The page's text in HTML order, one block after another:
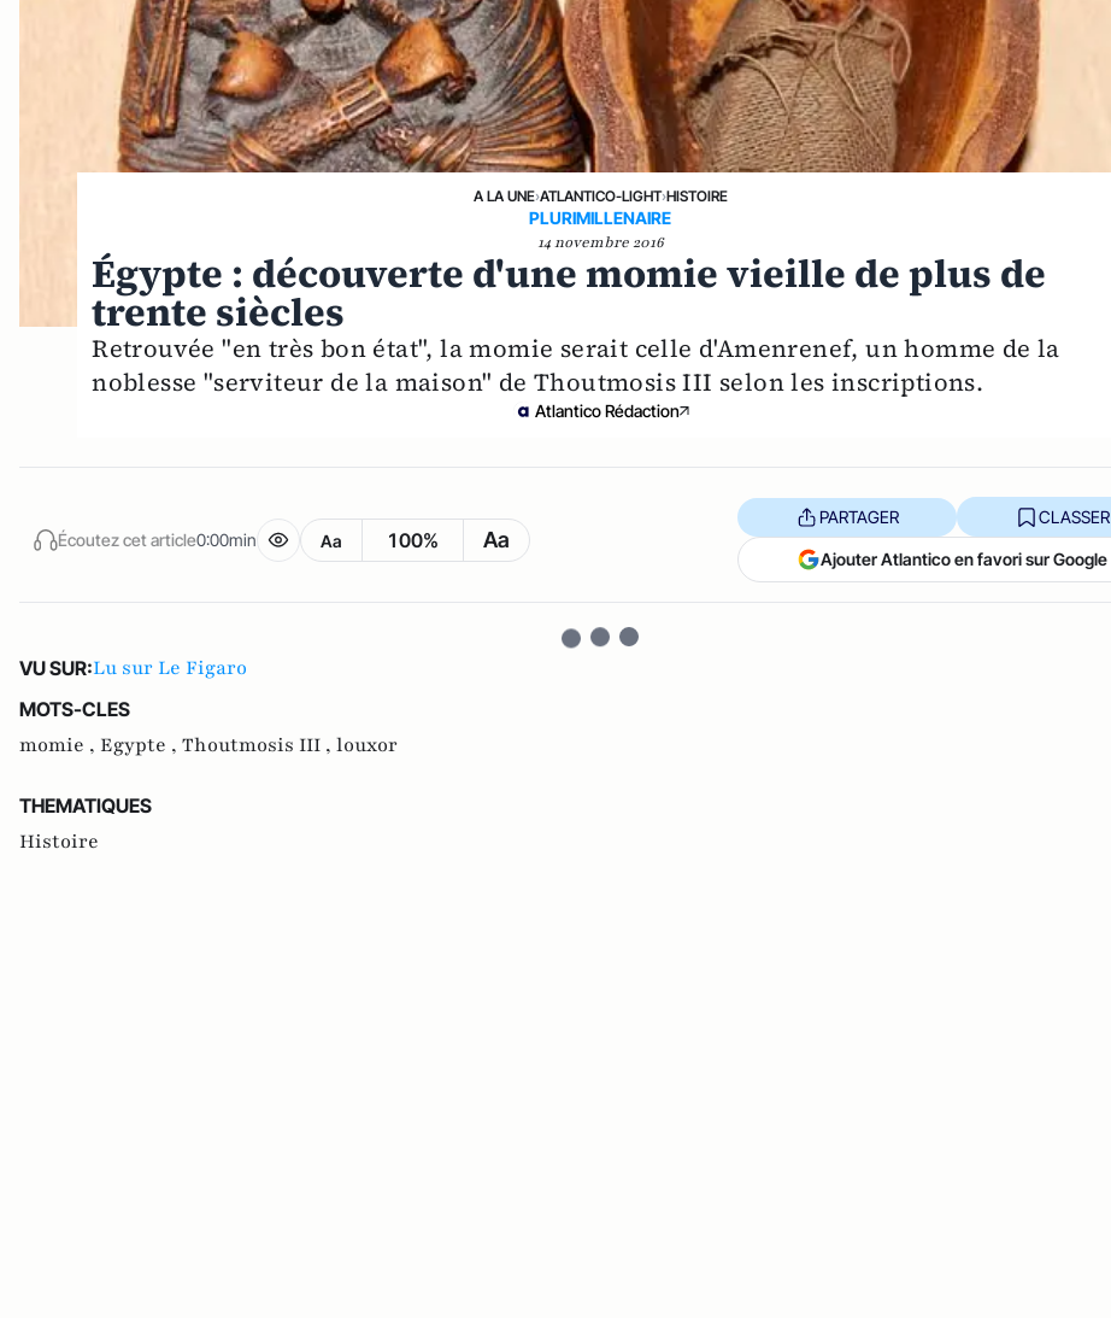
A LA UNE›ATLANTICO-LIGHT›HISTOIRE
PLURIMILLENAIRE
14 novembre 2016
Égypte : découverte d'une momie vieille de plus de
trente siècles
Retrouvée "en très bon état", la momie serait celle d'Amenrenef, un homme de la
noblesse "serviteur de la maison" de Thoutmosis III selon les inscriptions.
Atlantico Rédaction
Écoutez cet article0:00min Aa 100% Aa
PARTAGER CLASSER
Ajouter Atlantico en favori sur Google
VU SUR:Lu sur Le Figaro
MOTS-CLES
momie , Egypte , Thoutmosis III , louxor
THEMATIQUES
Histoire